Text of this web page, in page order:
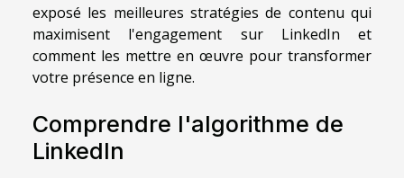
exposé les meilleures stratégies de contenu qui
maximisent l'engagement sur LinkedIn et
comment les mettre en œuvre pour transformer
votre présence en ligne.
Comprendre l'algorithme de
LinkedIn